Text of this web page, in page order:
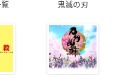
鬼滅の刃